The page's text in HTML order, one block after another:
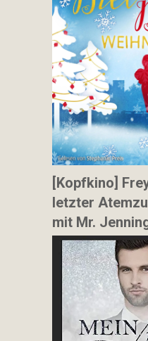
[Kopfkino]
letzter
mit Mr.